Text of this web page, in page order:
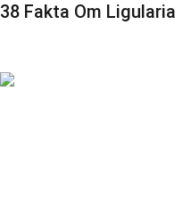
38 Fakta Om Ligularia